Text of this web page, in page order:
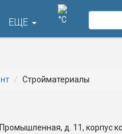
ЕЩЕ °C
Стройматериалы
д. 11, корпус